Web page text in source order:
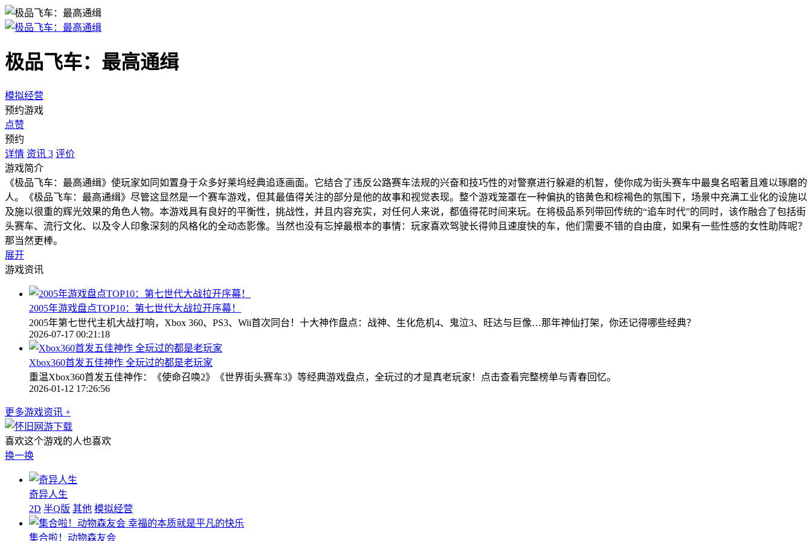
极品飞车：最高通缉
模拟经营
预约游戏
点赞
预约
详情 资讯 3 评价
游戏简介
《极品飞车：最高通缉》使玩家如同如置身于众多好莱坞经典追逐画面。它结合了违反公路赛车法规的兴奋和技巧性的对警察进行躲避的机智，使你成为街头赛车中最臭名昭著且难以琢磨的
人。《极品飞车：最高通缉》尽管这显然是一个赛车游戏，但其最值得关注的部分是他的故事和视觉表现。整个游戏笼罩在一种偏执的铬黄色和棕褐色的氛围下，场景中充满工业化的设施以
及施以很重的辉光效果的角色人物。本游戏具有良好的平衡性，挑战性，并且内容充实，对任何人来说，都值得花时间来玩。在将极品系列带回传统的“追车时代”的同时，该作融合了包括街
头赛车、流行文化、以及令人印象深刻的风格化的全动态影像。当然也没有忘掉最根本的事情：玩家喜欢驾驶长得帅且速度快的车，他们需要不错的自由度，如果有一些性感的女性助阵呢？
那当然更棒。
展开
游戏资讯
2005年游戏盘点TOP10：第七世代大战拉开序幕！
2005年第七世代主机大战打响，Xbox 360、PS3、Wii首次同台！十大神作盘点：战神、生化危机4、鬼泣3、旺达与巨像…那年神仙打架，你还记得哪些经典？
2026-07-17 00:21:18
Xbox360首发五佳神作 全玩过的都是老玩家
重温Xbox360首发五佳神作：《使命召唤2》《世界街头赛车3》等经典游戏盘点，全玩过的才是真老玩家！点击查看完整榜单与青春回忆。
2026-01-12 17:26:56
更多游戏资讯 +
喜欢这个游戏的人也喜欢
换一换
奇异人生
2D 半Q版 其他 模拟经营
幸福的本质就是平凡的快乐
集合啦！动物森友会